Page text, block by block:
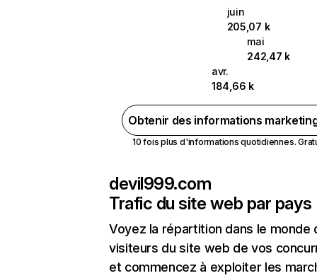
juin
205,07 k
mai
242,47 k
avr.
184,66 k
Obtenir des informations
10 fois plus d'informations quotidiennes.
devil999.com
Trafic du site web par pays
Voyez la répartition dans le monde
visiteurs du site web de vos
et commencez à exploiter les